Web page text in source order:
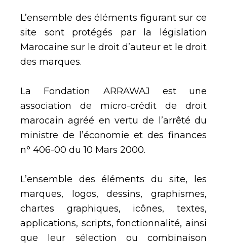
L’ensemble des éléments figurant sur ce
site sont protégés par la législation
Marocaine sur le droit d’auteur et le droit
des marques.
La Fondation ARRAWAJ est une
association de micro-crédit de droit
marocain agréé en vertu de l’arrêté du
ministre de l’économie et des finances
n° 406-00 du 10 Mars 2000.
L’ensemble des éléments du site, les
marques, logos, dessins, graphismes,
chartes graphiques, icônes, textes,
applications, scripts, fonctionnalité, ainsi
que leur sélection ou combinaison